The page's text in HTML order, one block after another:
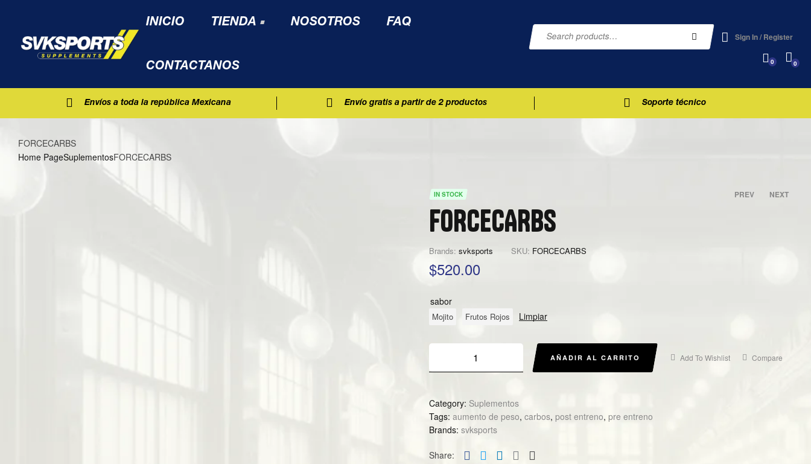
INICIO TIENDA NOSOTROS FAQ
CONTACTANOS
Sign In / Register
0 0
Envíos a toda la república Mexicana Envío gratis a partir de 2 productos Soporte técnico
FORCECARBS
Home PageSuplementosFORCECARBS
IN STOCK PREV NEXT
FORCECARBS
Brands: svksports SKU: FORCECARBS
$520.00
sabor
Mojito Frutos Rojos Limpiar
AÑADIR AL CARRITO Add To Wishlist Compare
Category: Suplementos
Tags: aumento de peso, carbos, post entreno, pre entreno
Brands: svksports
Share: Facebook
TwitterLinkedinGoogle+